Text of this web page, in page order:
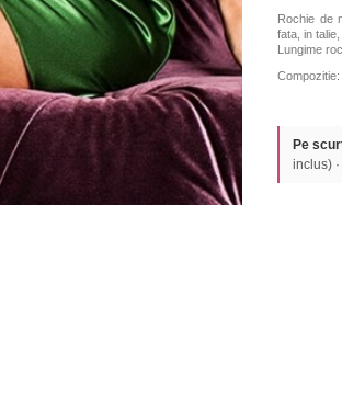
Rochie de
fata, in
Lungime
Pe
inclus)